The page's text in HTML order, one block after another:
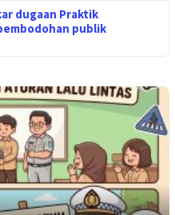
dugaan Praktik
publik